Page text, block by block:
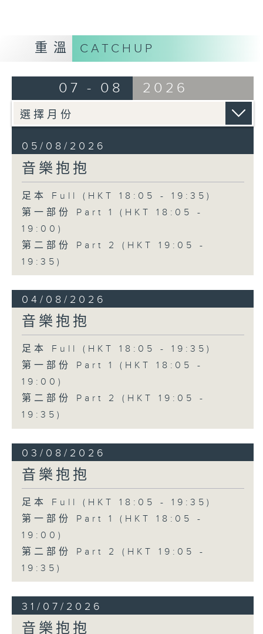
重溫 CATCHUP
07 - 08 2026
05/08/2026
音樂抱抱
足本 Full (HKT 18:05 - 19:35)
第一部份 Part 1 (HKT 18:05 -
19:00)
第二部份 Part 2 (HKT 19:05 -
19:35)
04/08/2026
音樂抱抱
足本 Full (HKT 18:05 - 19:35)
第一部份 Part 1 (HKT 18:05 -
19:00)
第二部份 Part 2 (HKT 19:05 -
19:35)
03/08/2026
音樂抱抱
足本 Full (HKT 18:05 - 19:35)
第一部份 Part 1 (HKT 18:05 -
19:00)
第二部份 Part 2 (HKT 19:05 -
19:35)
31/07/2026
音樂抱抱